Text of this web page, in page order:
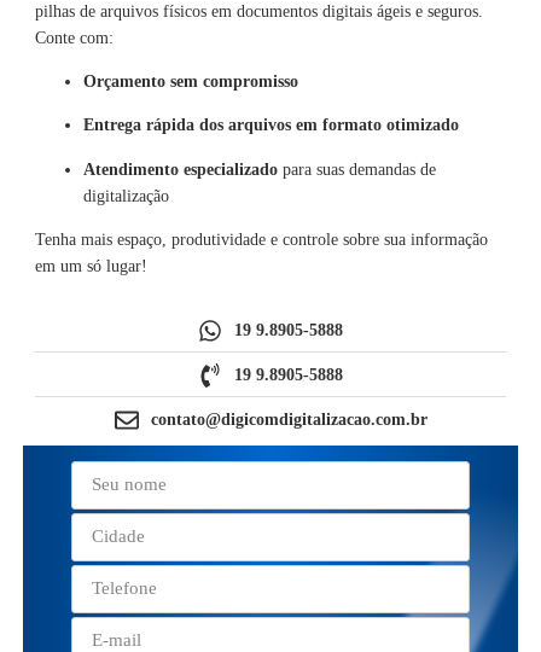
pilhas de arquivos físicos em documentos digitais ágeis e seguros.
Conte com:
Orçamento sem compromisso
Entrega rápida dos arquivos em formato otimizado
Atendimento especializadopara suas demandas de
digitalização
Tenha mais espaço, produtividade e controle sobre sua informação
em um só lugar!
19 9.8905-5888
19 9.8905-5888
contato@digicomdigitalizacao.com.br